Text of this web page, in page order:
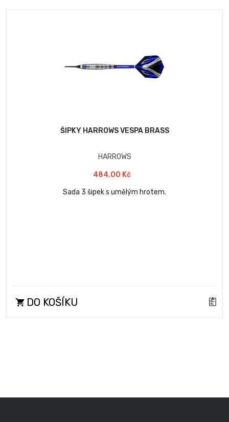
ŠIPKY HARROWS VESPA BRASS
HARROWS
484,00 Kč
Sada 3 šipek s umělým hrotem.
DO KOŠÍKU